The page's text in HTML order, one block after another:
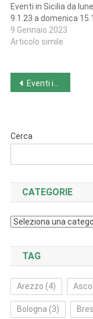
Eventi in Sicilia da
9.1.23 a domenica
9 Gennaio 2023
Articolo simile
Eventi in Sardegna da lunedì 18-9-23 a domenica 24-9-23
Cerca
CATEGORIE
Categorie
TAG
Arezzo (4)
Bologna (3)